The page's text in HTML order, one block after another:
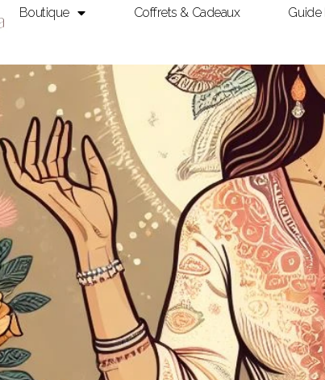
Boutique Coffrets & Cadeaux Guide